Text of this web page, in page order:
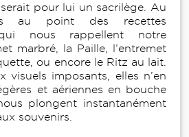
pour lui un sacrilège. Au
point des recettes
qui nous rappellent notre
marbré, la Paille, l’entremet
ou encore le Ritz au lait.
visuels imposants, elles n’en
et aériennes en bouche
plongent instantanément
souvenirs.